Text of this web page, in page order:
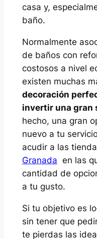
casa y,
baño.
Normalmente
de baños con
costosos a nivel
existen muchas
decoración
invertir una gran
hecho, una gran
nuevo a tu
acudir a las
Granada en las
cantidad de
a tu gusto.
Si tu objetivo es
sin tener que
te pierdas las